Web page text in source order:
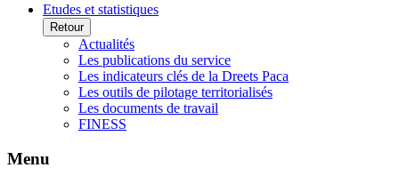
Etudes et statistiques
Retour
Actualités
Les publications du service
Les indicateurs clés de la Dreets Paca
Les outils de pilotage territorialisés
Les documents de travail
FINESS
Menu